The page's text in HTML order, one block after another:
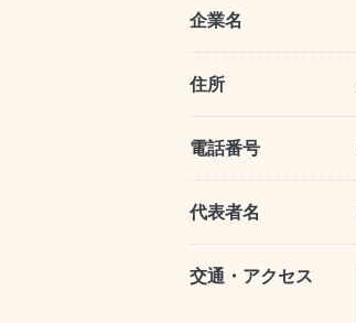
企業名
住所
電話番号
代表者名
交通・アクセス